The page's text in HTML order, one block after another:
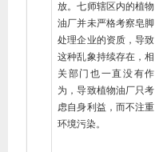
放。七师辖区内的植物
油厂并未严格考察皂脚
处理企业的资质，导致
这种乱象持续存在，相
关部门也一直没有作
为，导致植物油厂只考
虑自身利益，而不注重
环境污染。